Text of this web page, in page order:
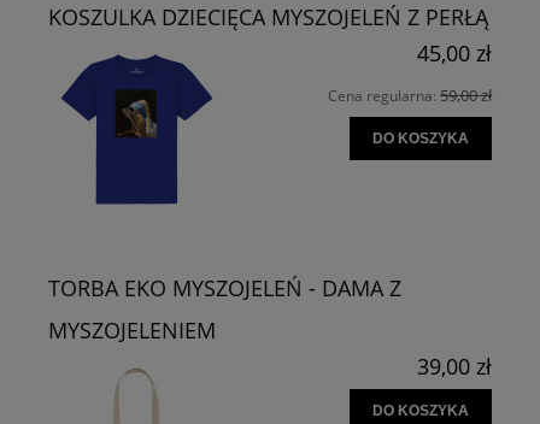
KOSZULKA DZIECIĘCA MYSZOJELEŃ Z PERŁĄ
45,00 zł
Cena regularna: 59,00 zł
DO KOSZYKA
TORBA EKO MYSZOJELEŃ - DAMA Z
MYSZOJELENIEM
39,00 zł
DO KOSZYKA